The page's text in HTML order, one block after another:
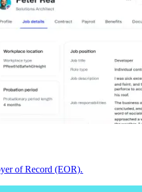
of Record (EOR).​​